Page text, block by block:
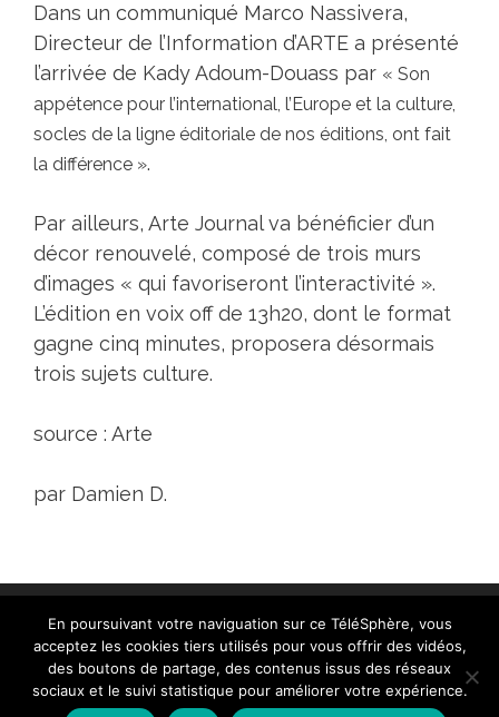
Dans un communiqué Marco Nassivera,
Directeur de l’Information d’ARTE a présenté
l’arrivée de Kady Adoum-Douass par « Son
appétence pour l’international, l’Europe et la culture,
socles de la ligne éditoriale de nos éditions, ont fait
la différence ».
Par ailleurs, Arte Journal va bénéficier d’un
décor renouvelé, composé de trois murs
d’images « qui favoriseront l’interactivité ».
L’édition en voix off de 13h20, dont le format
gagne cinq minutes, proposera désormais
trois sujets culture.
source : Arte
par Damien D.
Contact|Mentions légales |Crédits|Politique de
En poursuivant votre naviguation sur ce TéléSphère, vous
acceptez les cookies tiers utilisés pour vous offrir des vidéos,
des boutons de partage, des contenus issus des réseaux
sociaux et le suivi statistique pour améliorer votre expérience.